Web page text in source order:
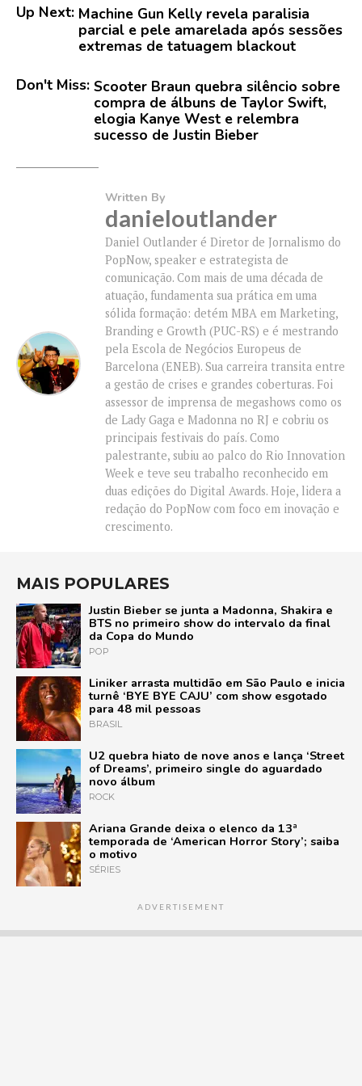
Up Next: Machine Gun Kelly revela paralisia
parcial e pele amarelada após sessões
extremas de tatuagem blackout
Don't Miss: Scooter Braun quebra silêncio sobre
compra de álbuns de Taylor Swift,
elogia Kanye West e relembra
sucesso de Justin Bieber
Written By
danieloutlander
Daniel Outlander é Diretor de Jornalismo do
PopNow, speaker e estrategista de
comunicação. Com mais de uma década de
atuação, fundamenta sua prática em uma
sólida formação: detém MBA em Marketing,
Branding e Growth (PUC-RS) e é mestrando
pela Escola de Negócios Europeus de
Barcelona (ENEB). Sua carreira transita entre
a gestão de crises e grandes coberturas. Foi
assessor de imprensa de megashows como os
de Lady Gaga e Madonna no RJ e cobriu os
principais festivais do país. Como
palestrante, subiu ao palco do Rio Innovation
Week e teve seu trabalho reconhecido em
duas edições do Digital Awards. Hoje, lidera a
redação do PopNow com foco em inovação e
crescimento.
MAIS POPULARES
Justin Bieber se junta a Madonna, Shakira e
BTS no primeiro show do intervalo da final
da Copa do Mundo
POP
Liniker arrasta multidão em São Paulo e inicia
turnê ‘BYE BYE CAJU’ com show esgotado
para 48 mil pessoas
BRASIL
U2 quebra hiato de nove anos e lança ‘Street
of Dreams’, primeiro single do aguardado
novo álbum
ROCK
Ariana Grande deixa o elenco da 13ª
temporada de ‘American Horror Story’; saiba
o motivo
SÉRIES
ADVERTISEMENT